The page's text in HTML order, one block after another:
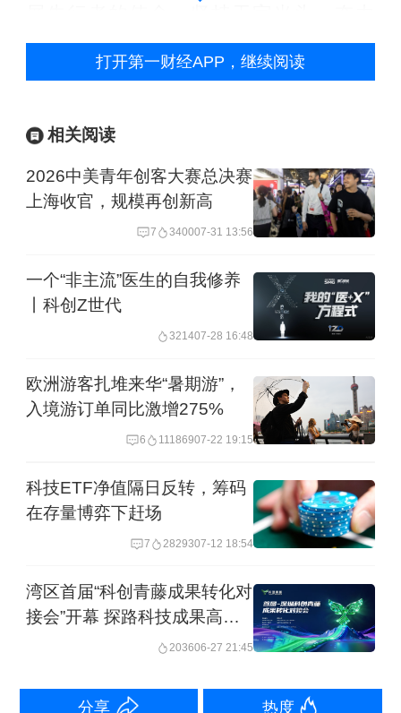
一跳，为国担当、勇为尖兵，以扎实成
效在全国发展大局中勇挑大梁。
下好“先手棋”：5万亿元之上再起跳
新天地街头，刚在大疆门店“买买买”的俄
罗斯游客弗拉达，在鲜花搭建而成的旋
“上海超越了我的期待。”这是弗拉达的感
慨，也是上海在春天里向世界展示出的
活力和魅力。
3月，上海国际旅游入境人数达108.29万
不到3秒，就有1人次境外游客来旅游。
客流云集，货通四海，一系列反映经济
活跃度的流量指标暖意凸显。一季度，
上海货物运输总量、货物周转量同比分
别增长3.1%、6.4%。电动汽车出口增长
1.4倍，高端装备出口增长50.2%，一批
打开第一财经APP，继续阅读
相关阅读
2026中美青年创客大赛总决赛
上海收官，规模再创新高
7 340007-31 13:56
一个“非主流”医生的自我修养
丨科创Z世代
321407-28 16:48
欧洲游客扎堆来华“暑期游”，
入境游订单同比激增275%
6 11186907-22 19:15
科技ETF净值隔日反转，筹码
在存量博弈下赶场
7 2829307-12 18:54
湾区首届“科创青藤成果转化对
接会”开幕 探路科技成果高效
203606-27 21:45
分享 热度